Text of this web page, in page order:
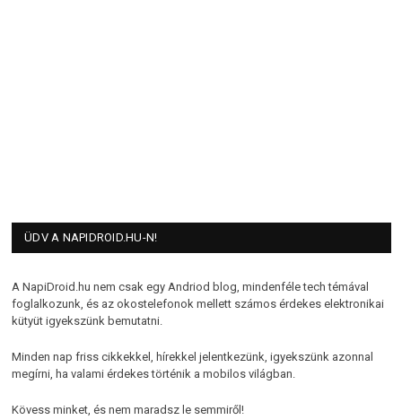
ÜDV A NAPIDROID.HU-N!
A NapiDroid.hu nem csak egy Andriod blog, mindenféle tech témával
foglalkozunk, és az okostelefonok mellett számos érdekes elektronikai
kütyüt igyekszünk bemutatni.
Minden nap friss cikkekkel, hírekkel jelentkezünk, igyekszünk azonnal
megírni, ha valami érdekes történik a mobilos világban.
Kövess minket, és nem maradsz le semmiről!